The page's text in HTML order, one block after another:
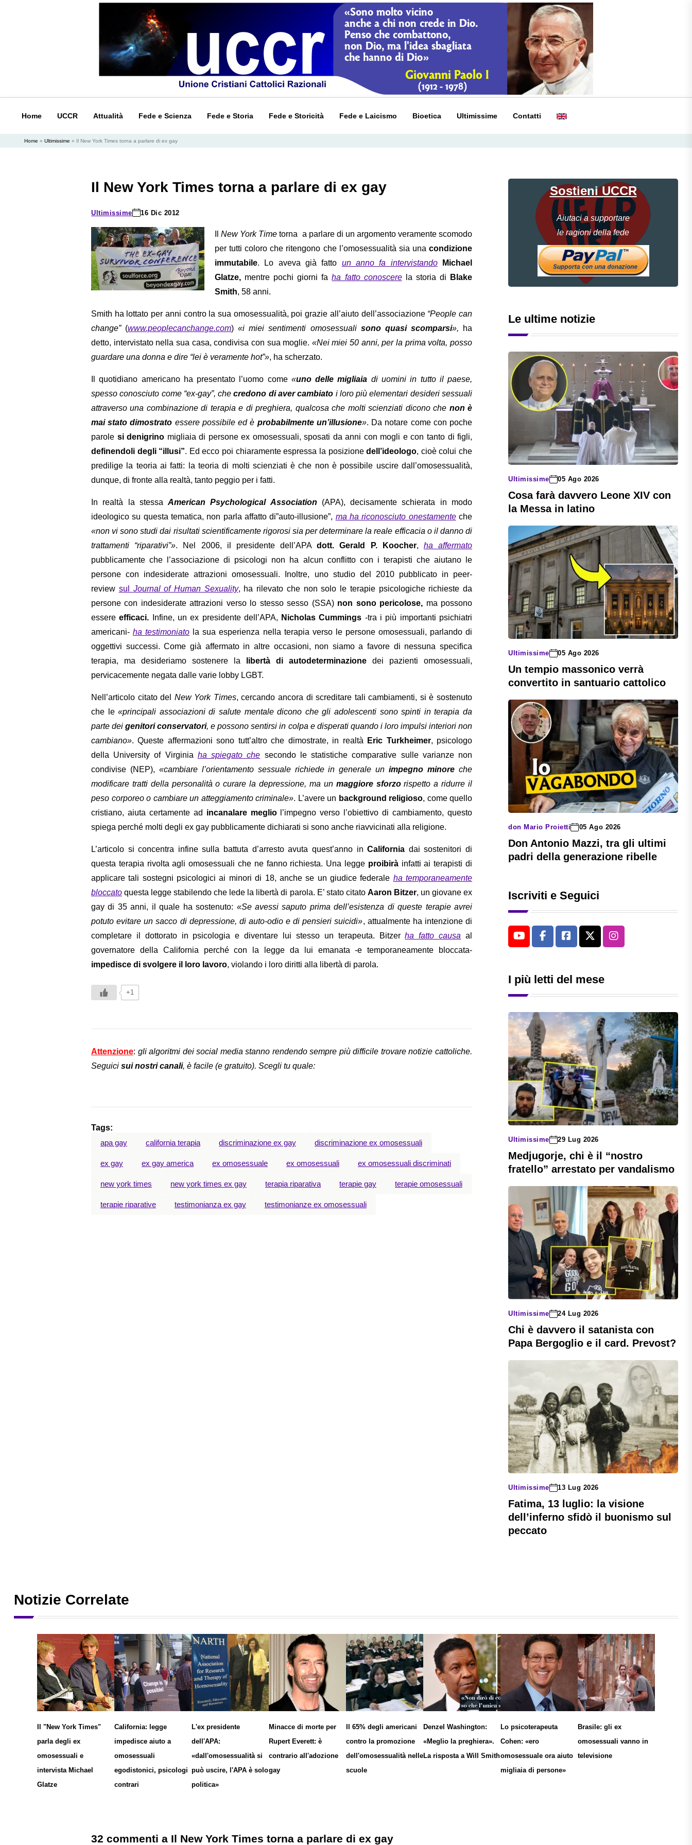
Home UCCR Attualità Fede e Scienza Fede e Storia Fede e Storicità Fede e Laicismo Bioetica Ultimissime Contatti
Home » Ultimissime » Il New York Times torna a parlare di ex gay
Il New York Times torna a parlare di ex gay
Ultimissime 16 Dic 2012
IlNew York Time torna a parlare di un argomento veramente scomodo
per tutti coloro che ritengono che l’omosessualità sia unacondizione
immutabile. Lo aveva già fatto un anno fa intervistando
Michael
Glatze, mentre pochi giorni faha fatto conoscerela storia di
Blake
Smith, 58 anni.
Smith ha lottato per anni contro la sua omosessualità, poi grazie all’aiuto dell’associazione “People can
change”(www.peoplecanchange.com)«i miei sentimenti omosessuali sono quasi scomparsi», ha
detto, intervistato nella sua casa, condivisa con sua moglie. «Nei miei 50 anni, per la prima volta, posso
guardare una donna e dire “lei è veramente hot”», ha scherzato.
Il quotidiano americano ha presentato l’uomo come «uno delle migliaia di uomini in tutto il paese,
spesso conosciuto come “ex-gay”, che credono di aver cambiato i loro più elementari desideri sessuali
attraverso una combinazione di terapia e di preghiera, qualcosa che molti scienziati dicono che non è
mai stato dimostrato essere possibile ed è probabilmente un’illusione». Da notare come con poche
parole si denigrino migliaia di persone ex omosessuali, sposati da anni con mogli e con tanto di figli,
definendoli degli “illusi”. Ed ecco poi chiaramente espressa la posizionedell’ideologo, cioè colui che
predilige la teoria ai fatti: la teoria di molti scienziati è che non è possibile uscire dall’omosessualità,
dunque, di fronte alla realtà, tanto peggio per i fatti.
In realtà la stessaAmerican Psychological Association (APA), decisamente schierata in modo
ideologico su questa tematica, non parla affatto di”auto-illusione”, ma ha riconosciuto onestamenteche
«non vi sono studi dai risultati scientificamente rigorosi sia per determinare la reale efficacia o il danno di
trattamenti “riparativi”». Nel 2006, il presidente dell’APAdott. Gerald P. Koocher, ha affermato
pubblicamente che l’associazione di psicologi non ha alcun conflitto con i terapisti che aiutano le
persone con indesiderate attrazioni omosessuali. Inoltre, uno studio del 2010 pubblicato in peer-
review sul Journal of Human Sexuality, ha rilevato che non solo le terapie psicologiche richieste da
persone con indesiderate attrazioni verso lo stesso sesso (SSA) non sono pericolose, ma possono
essereefficaci. Infine, un ex presidente dell’APA, Nicholas Cummings -tra i più importanti psichiatri
americani-ha testimoniato la sua esperienza nella terapia verso le persone omosessuali, parlando di
oggettivi successi. Come già affermato in altre occasioni, non siamo a favore di nessuna specifica
terapia, ma desideriamo sostenere la
libertà di autodeterminazione dei pazienti omosessuali,
pervicacemente negata dalle varie lobby LGBT.
Nell’articolo citato del New York Times, cercando ancora di screditare tali cambiamenti, si è sostenuto
che le«principali associazioni di salute mentale dicono che gli adolescenti sono spinti in terapia da
parte deigenitori conservatori, e possono sentirsi in colpa e disperati quando i loro impulsi interiori non
cambiano». Queste affermazioni sono tutt’altro che dimostrate, in realtà Eric Turkheimer, psicologo
della University of Virginia ha spiegato che secondo le statistiche comparative sulle varianze non
condivise (NEP), «cambiare l’orientamento sessuale richiede in generale unimpegno minore che
modificare tratti della personalità o curare la depressione, ma un maggiore sforzorispetto a ridurre il
peso corporeo o cambiare un atteggiamento criminale». L’avere un background religioso, come quello
cristiano, aiuta certamente ad incanalare megliol’impegno verso l’obiettivo di cambiamento, questo
spiega perché molti degli ex gay pubblicamente dichiarati si sono anche riavvicinati alla religione.
L’articolo si concentra infine sulla battuta d’arresto avuta quest’anno inCalifornia dai sostenitori di
questa terapia rivolta agli omosessuali che ne fanno richiesta. Una legge proibiràinfatti ai terapisti di
applicare tali sostegni psicologici ai minori di 18, anche se un giudice federale ha temporaneamente
bloccato questa legge stabilendo che lede la libertà di parola. E’ stato citato Aaron Bitzer, un giovane ex
gay di 35 anni, il quale ha sostenuto: «Se avessi saputo prima dell’esistenza di queste terapie avrei
potuto evitare un sacco di depressione, di auto-odio e di pensieri suicidi», attualmente ha intenzione di
completare il dottorato in psicologia e diventare lui stesso un terapeuta. Bitzerha fatto causa al
governatore della California perché con la legge da lui emanata -e temporaneamente bloccata-
impedisce di svolgere il loro lavoro, violando i loro diritti alla libertà di parola.
+1
Attenzione: gli algoritmi dei social media stanno rendendo sempre più difficile trovare notizie cattoliche.
Seguici sui nostri canali, è facile (e gratuito). Scegli tu quale:
Tags:
apa gay
california terapia discriminazione ex gay discriminazione ex omosessuali
ex gay ex gay america ex omosessuale ex omosessuali ex omosessuali discriminati
new york times new york times ex gay terapia riparativa terapie gay terapie omosessuali
terapie riparative testimonianza ex gay testimonianze ex omosessuali
Sostieni UCCR
Aiutaci a supportare
le ragioni della fede
Le ultime notizie
Ultimissime 05 Ago 2026
Cosa farà davvero Leone XIV con
la Messa in latino
Ultimissime 05 Ago 2026
Un tempio massonico verrà
convertito in santuario cattolico
don Mario Proietti 05 Ago 2026
Don Antonio Mazzi, tra gli ultimi
padri della generazione ribelle
Iscriviti e Seguici
I più letti del mese
Ultimissime 29 Lug 2026
Medjugorje, chi è il “nostro
fratello” arrestato per vandalismo
Ultimissime 24 Lug 2026
Chi è davvero il satanista con
Papa Bergoglio e il card. Prevost?
Ultimissime 13 Lug 2026
Fatima, 13 luglio: la visione
dell’inferno sfidò il buonismo sul
peccato
Notizie Correlate
Il "New York Times"
parla degli ex
omosessuali e
intervista Michael
Glatze
California: legge
impedisce aiuto a
omosessuali
egodistonici, psicologi
contrari
L'ex presidente
dell'APA:
«dall'omosessualità si
può uscire, l'APA è solo
politica»
Minacce di morte per
Rupert Everett: è
contrario all'adozione
gay
Il 65% degli americani
contro la promozione
dell'omosessualità nelle
scuole
Denzel Washington:
«Meglio la preghiera».
La risposta a Will Smith
Lo psicoterapeuta
Cohen: «ero
omosessuale ora aiuto
migliaia di persone»
Brasile: gli ex
omosessuali vanno in
televisione
32 commenti a Il New York Times torna a parlare di ex gay